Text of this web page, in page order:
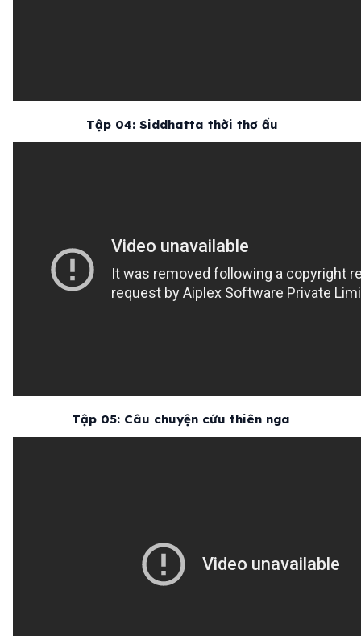
Tập 04: Siddhatta thời thơ ấu
Tập 05: Câu chuyện cứu thiên nga